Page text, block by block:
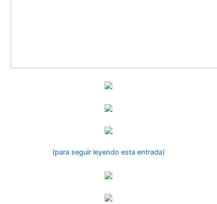
(para seguir leyendo esta entrada)